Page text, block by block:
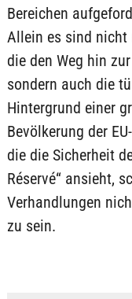
Bereichen
Allein es sind nicht
die den Weg hin
sondern auch die
Hintergrund einer
Bevölkerung der
die die Sicherheit
Réservé“ ansieht,
Verhandlungen
zu sein.